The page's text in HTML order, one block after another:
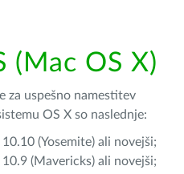
(Mac OS X)
za uspešno namestitev
OS X so naslednje:
(Yosemite) ali novejši;
(Mavericks) ali novejši;